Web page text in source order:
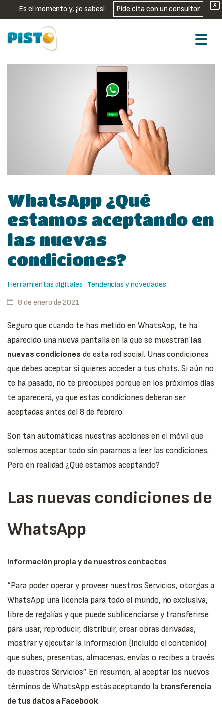
X
Es el momento y, ¡lo sabes! Pide cita con un consultor
WhatsApp ¿Qué
estamos aceptando en
las nuevas
condiciones?
Herramientas digitales Tendencias y novedades
8 de enero de 2021
Seguro que cuando te has metido en WhatsApp, te ha
aparecido una nueva pantalla en la que se muestran las
nuevas condiciones de esta red social. Unas condiciones
que debes aceptar si quieres acceder a tus chats. Si aún no
te ha pasado, no te preocupes porque en los próximos días
te aparecerá, ya que estas condiciones deberán ser
aceptadas antes del 8 de febrero.
Son tan automáticas nuestras acciones en el móvil que
solemos aceptar todo sin pararnos a leer las condiciones.
Pero en realidad ¿Qué estamos aceptando?
Las nuevas condiciones de
WhatsApp
Información propia y de nuestros contactos
“Para poder operar y proveer nuestros Servicios, otorgas a
WhatsApp una licencia para todo el mundo, no exclusiva,
libre de regalías y que puede sublicenciarse y transferirse
para usar, reproducir, distribuir, crear obras derivadas,
mostrar y ejecutar la información (incluido el contenido)
que subes, presentas, almacenas, envías o recibes a través
de nuestros Servicios” En resumen, al aceptar los nuevos
términos de WhatsApp estás aceptando la transferencia
de tus datos a Facebook.